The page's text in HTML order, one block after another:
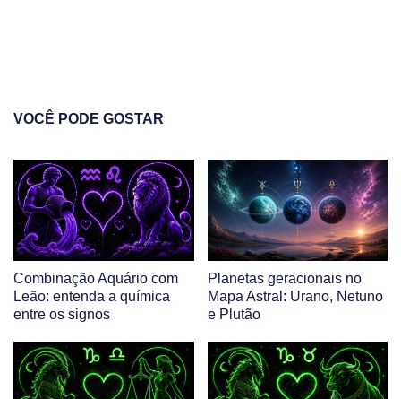
VOCÊ PODE GOSTAR
Combinação Aquário com
Leão: entenda a química
entre os signos
Planetas geracionais no
Mapa Astral: Urano, Netuno
e Plutão